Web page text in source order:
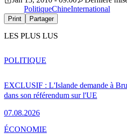
PolitiqueChineInternational
Print Partager
LES PLUS LUS
EXCLUSIF : L'Islande demande à
dans son référendum sur l'UE
07.08.2026
POLITIQUE
ÉCONOMIE